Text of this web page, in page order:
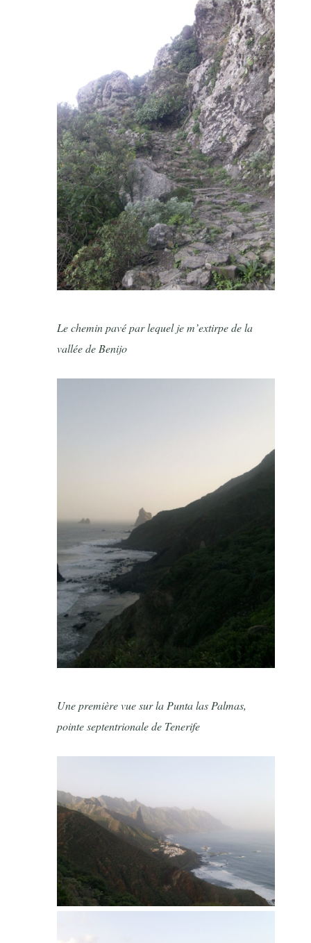
Le chemin pavé par lequel je m’extirpe de la
vallée de Benijo
Une première vue sur la Punta las Palmas,
pointe septentrionale de Tenerife